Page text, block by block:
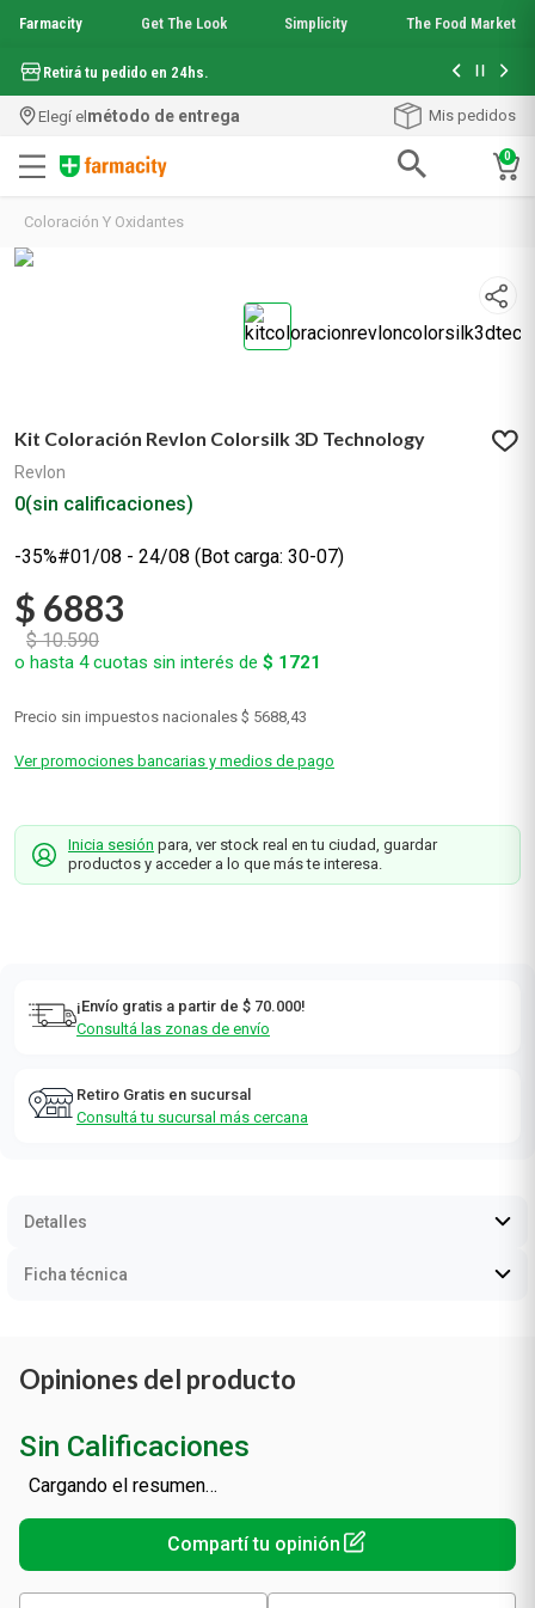
Farmacity Get The Look Simplicity The Food Market
Retirá tu pedido en 24hs. Hasta 6
Elegí elmétodo de entrega Mis pedidos
0
Coloración Y Oxidantes
Kit Coloración Revlon Colorsilk 3D Technology
Revlon
0(sin calificaciones)
-35%
$ 6883
$ 10.590
o hasta 4cuotas sin interés de $ 1721
Precio sin impuestos nacionales $ 5688,43
Ver promociones bancarias y medios de pago
Inicia sesión para, ver stock real en tu ciudad, guardar
productos y acceder a lo que más te interesa.
¡Envío gratis a partir de $ 70.000!
Consultá las zonas de envío
Retiro Gratis en sucursal
Consultá tu sucursal más cercana
Detalles
Ficha técnica
Opiniones del producto
Sin Calificaciones
Cargando el resumen…
2.
8.get the look
9.nyx
10
serum elvive